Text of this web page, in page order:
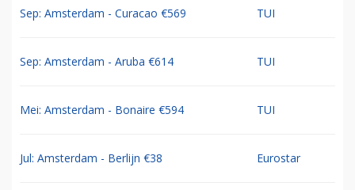
Sep: Amsterdam - Curacao €569 TUI
Sep: Amsterdam - Aruba €614 TUI
Mei: Amsterdam - Bonaire €594 TUI
Jul: Amsterdam - Berlijn €38 Eurostar